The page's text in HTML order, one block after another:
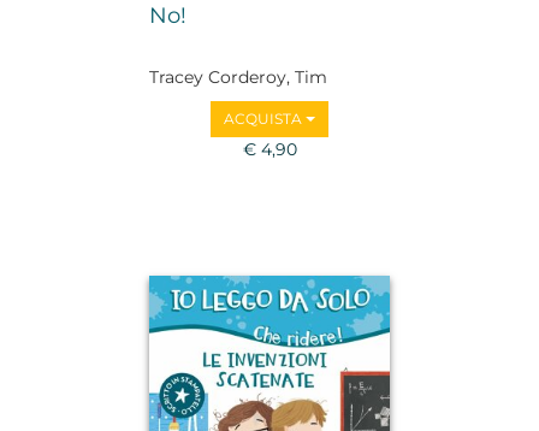
No!
Tracey Corderoy, Tim
Warnes
ACQUISTA
€ 4,90